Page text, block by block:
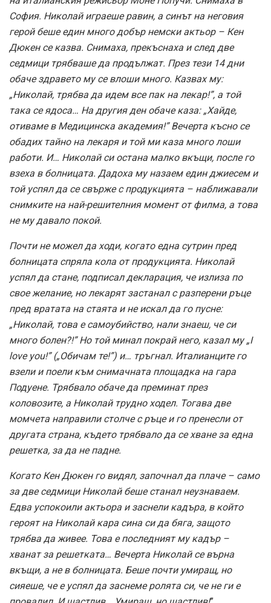
София. Николай играеше равин, а синът на неговия
герой беше един много добър немски актьор – Кен
Дюкен се казва. Снимаха, прекъснаха и след две
седмици трябваше да продължат. През тези 14 дни
обаче здравето му се влоши много. Казвах му:
„Николай, трябва да идем все пак на лекар!”, а той
така се ядоса… На другия ден обаче каза: „Хайде,
отиваме в Медицинска академия!” Вечерта късно се
обадих тайно на лекаря и той ми каза много лоши
работи. И… Николай си остана малко вкъщи, после го
взеха в болницата. Дадоха му назаем един джиесем и
той успял да се свърже с продукцията – наближавали
снимките на най-решителния момент от филма, а това
не му давало покой.
Почти не можел да ходи, когато една сутрин пред
болницата спряла кола от продукцията. Николай
успял да стане, подписал декларация, че излиза по
свое желание, но лекарят застанал с разперени ръце
пред вратата на стаята и не искал да го пусне:
„Николай, това е самоубийство, нали знаеш, че си
много болен?!” Но той минал покрай него, казал му „I
love you!” („Обичам те!”) и… тръгнал. Италианците го
взели и поели към снимачната площадка на гара
Подуене. Трябвало обаче да преминат през
коловозите, а Николай трудно ходел. Тогава две
момчета направили столче с ръце и го пренесли от
другата страна, където трябвало да се хване за една
решетка, за да не падне.
Когато Кен Дюкен го видял, започнал да плаче – само
за две седмици Николай беше станал неузнаваем.
Едва успокоили актьора и заснели кадъра, в който
героят на Николай кара сина си да бяга, защото
трябва да живее. Това е последният му кадър –
хванат за решетката… Вечерта Николай се върна
вкъщи, а не в болницата. Беше почти умиращ, но
сияеше, че е успял да заснеме ролята си, че не ги е